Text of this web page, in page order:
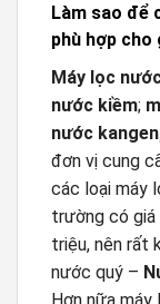
Làm sao để
phù hợp cho
Máy lọc
nước kiềm;
nước
đơn vị cung
các loại máy
trường có giá
triệu, nên rất
nước quý –
Hơn nữa